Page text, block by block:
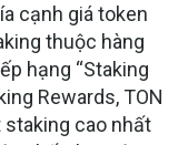
cạnh giá token
thuộc hàng
hạng “Staking
Rewards, TON
cao nhất